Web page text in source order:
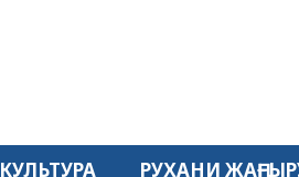
КУЛЬТУРА РУХАНИ